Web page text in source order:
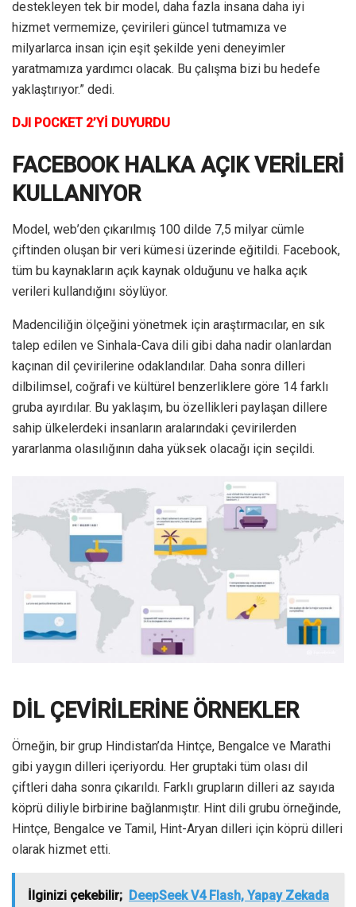
destekleyen tek bir model, daha fazla insana daha iyi
hizmet vermemize, çevirileri güncel tutmamıza ve
milyarlarca insan için eşit şekilde yeni deneyimler
yaratmamıza yardımcı olacak. Bu çalışma bizi bu hedefe
yaklaştırıyor.” dedi.
DJI POCKET 2’Yİ DUYURDU
FACEBOOK HALKA AÇIK VERİLERİ
KULLANIYOR
Model, web’den çıkarılmış 100 dilde 7,5 milyar cümle
çiftinden oluşan bir veri kümesi üzerinde eğitildi. Facebook,
tüm bu kaynakların açık kaynak olduğunu ve halka açık
verileri kullandığını söylüyor.
Madenciliğin ölçeğini yönetmek için araştırmacılar, en sık
talep edilen ve Sinhala-Cava dili gibi daha nadir olanlardan
kaçınan dil çevirilerine odaklandılar. Daha sonra dilleri
dilbilimsel, coğrafi ve kültürel benzerliklere göre 14 farklı
gruba ayırdılar. Bu yaklaşım, bu özellikleri paylaşan dillere
sahip ülkelerdeki insanların aralarındaki çevirilerden
yararlanma olasılığının daha yüksek olacağı için seçildi.
DİL ÇEVİRİLERİNE ÖRNEKLER
Örneğin, bir grup Hindistan’da Hintçe, Bengalce ve Marathi
gibi yaygın dilleri içeriyordu. Her gruptaki tüm olası dil
çiftleri daha sonra çıkarıldı. Farklı grupların dilleri az sayıda
köprü diliyle birbirine bağlanmıştır. Hint dili grubu örneğinde,
Hintçe, Bengalce ve Tamil, Hint-Aryan dilleri için köprü dilleri
olarak hizmet etti.
İlginizi çekebilir; DeepSeek V4 Flash, Yapay Zekada